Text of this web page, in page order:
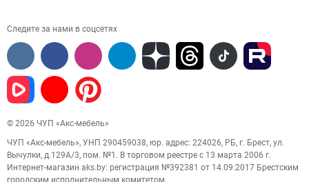
Следите за нами в соцсетях
© 2026 ЧУП «Акс-мебель»
ЧУП «Акс-мебель», УНП 290459038, юр. адрес: 224026, РБ, г. Брест, ул.
Вычулки, д.129А/3, пом. №1. В торговом реестре с 13 марта 2006 г.
Интернет-магазин aks.by: регистрация №392381 от 14.09.2017 Брестским